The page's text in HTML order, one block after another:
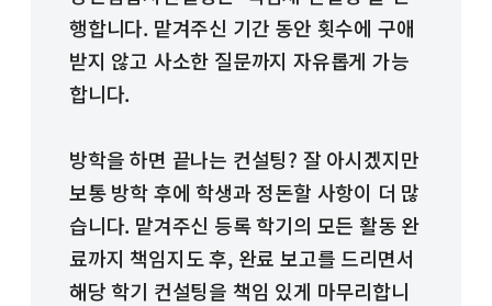
행합니다. 맡겨주신 기간 동안 횟수에 구애
받지 않고 사소한 질문까지 자유롭게 가능
합니다.
방학을 하면 끝나는 컨설팅? 잘 아시겠지만
보통 방학 후에 학생과 정돈할 사항이 더 많
습니다. 맡겨주신 등록 학기의 모든 활동 완
료까지 책임지도 후, 완료 보고를 드리면서
해당 학기 컨설팅을 책임 있게 마무리합니